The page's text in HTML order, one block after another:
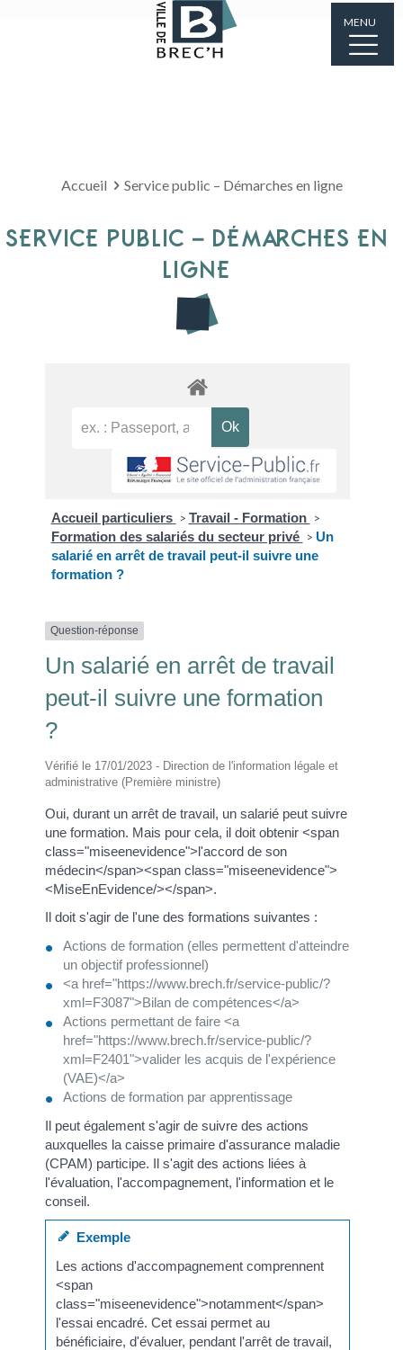
MENU
Accueil Service public – Démarches en ligne
SERVICE PUBLIC – DÉMARCHES EN
LIGNE
Accueil particuliers > Travail - Formation >
Formation des salariés du secteur privé > Un
salarié en arrêt de travail peut-il suivre une
formation ?
Question-réponse
Un salarié en arrêt de travail
peut-il suivre une formation
?
Vérifié le 17/01/2023 - Direction de l'information légale et
administrative (Première ministre)
Oui, durant un arrêt de travail, un salarié peut suivre
une formation. Mais pour cela, il doit obtenir <span
class="miseenevidence">l'accord de son
médecin</span><span class="miseenevidence">
<MiseEnEvidence/></span>.
Il doit s'agir de l'une des formations suivantes :
Actions de formation (elles permettent d'atteindre
un objectif professionnel)
<a href="https://www.brech.fr/service-public/?
xml=F3087">Bilan de compétences</a>
Actions permettant de faire <a
href="https://www.brech.fr/service-public/?
xml=F2401">valider les acquis de l'expérience
(VAE)</a>
Actions de formation par apprentissage
Il peut également s'agir de suivre des actions
auxquelles la caisse primaire d'assurance maladie
(CPAM) participe. Il s'agit des actions liées à
l'évaluation, l'accompagnement, l'information et le
conseil.
Exemple
Les actions d'accompagnement comprennent
<span
class="miseenevidence">notamment</span>
l'essai encadré. Cet essai permet au
bénéficiaire, d'évaluer, pendant l'arrêt de travail,